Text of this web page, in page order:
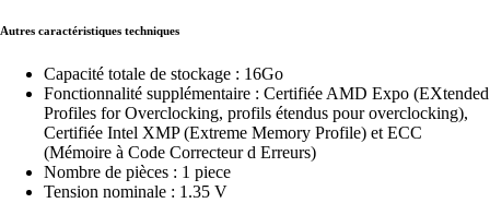
Autres caractéristiques techniques
Capacité totale de stockage : 16Go
Fonctionnalité supplémentaire : Certifiée AMD Expo (EXtended
Profiles for Overclocking, profils étendus pour overclocking),
Certifiée Intel XMP (Extreme Memory Profile) et ECC
(Mémoire à Code Correcteur d Erreurs)
Nombre de pièces : 1 piece
Tension nominale : 1.35 V